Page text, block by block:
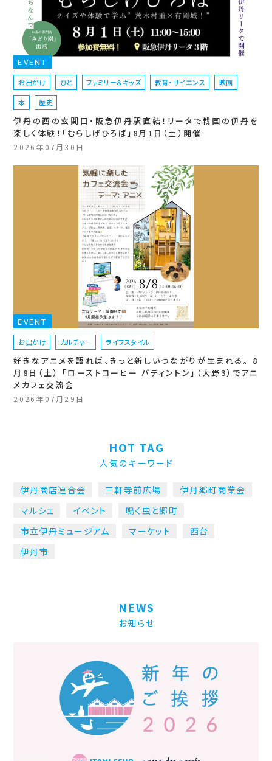
EVENT
お出かけ ひと ファミリー＆キッズ 教育・サイエンス 映画
本 歴史
伊丹の西の玄関口・阪急伊丹駅直結！リータで戦国の伊丹を
楽しく体験！「むらしげひろば」8月1日（土）開催
2026年07月30日
EVENT
お出かけ カルチャー ライフスタイル
好きなアニメを語れば、きっと新しいつながりが生まれる。 8
月8日（土） 「ローストコーヒー パディントン」（大野3）でアニ
メカフェ交流会
2026年07月29日
HOT TAG
人気のキーワード
伊丹商店連合会 三軒寺前広場
伊丹郷町商業会
マルシェ
イベント
鳴く虫と郷町
市立伊丹ミュージアム
マーケット
西台
伊丹市
NEWS
お知らせ